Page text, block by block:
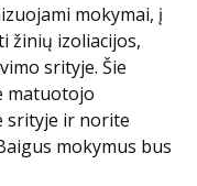
mokymai, į
žinių izoliacijos,
srityje. Šie
matuotojo
srityje ir norite
mokymus bus